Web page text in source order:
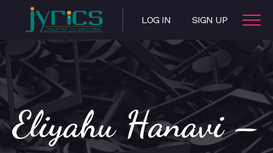
LOG IN SIGN UP
Eliyahu Hanavi –